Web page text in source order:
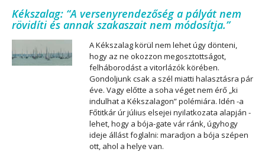
Kékszalag: “A versenyrendezőség a pályát nem
rövidíti és annak szakaszait nem módosítja.”
A Kékszalag körül nem lehet úgy dönteni,
hogy az ne okozzon megosztottságot,
felháborodást a vitorlázók körében.
Gondoljunk csak a szél miatti halasztásra pár
éve. Vagy előtte a soha véget nem érő „ki
indulhat a Kékszalagon” polémiára. Idén -a
Főtitkár úr július elsejei nyilatkozata alapján -
lehet, hogy a bója-gate vár ránk, úgyhogy
ideje állást foglalni: maradjon a bója szépen
ott, ahol a helye van.